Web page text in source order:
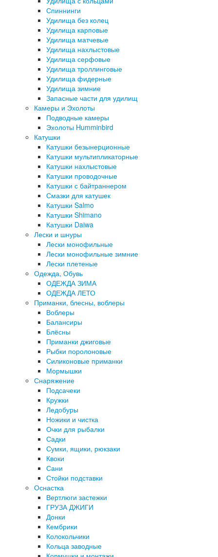
Спиннинги
Удилища без колец
Удилища карповые
Удилища матчевые
Удилища нахлыстовые
Удилища серфовые
Удилища троллинговые
Удилища фидерные
Удилища зимние
Запасные части для удилищ
Камеры и Эхолоты
Подводные камеры
Эхолоты Humminbird
Катушки
Катушки безынерционные
Катушки мультипликаторные
Катушки нахлыстовые
Катушки проводочные
Катушки с байтраннером
Смазки для катушек
Катушки Salmo
Катушки Shimano
Катушки Daiwa
Лески и шнуры
Лески монофильные
Лески монофильные зимние
Лески плетеные
Одежда, Обувь
ОДЕЖДА ЗИМА
ОДЕЖДА ЛЕТО
Приманки, блесны, воблеры
Воблеры
Балансиры
Блёсны
Приманки джиговые
Рыбки поролоновые
Силиконовые приманки
Мормышки
Снаряжение
Подсачеки
Кружки
Ледобуры
Ножики и чистка
Очки для рыбалки
Садки
Сумки, ящики, рюкзаки
Квоки
Сани
Стойки подставки
Оснастка
Вертлюги застежки
ГРУЗА ДЖИГИ
Донки
Кембрики
Колокольчики
Кольца заводные